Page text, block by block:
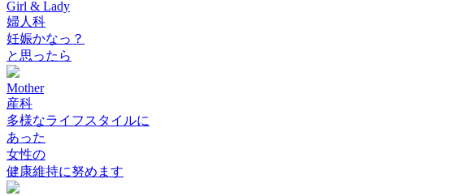
Girl & Lady
婦人科
妊娠かなっ？
と思ったら
Mother
産科
多様なライフスタイルに
あった
女性の
健康維持に努めます